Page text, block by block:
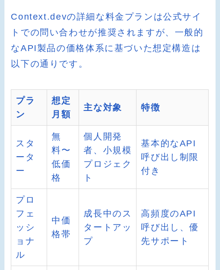
Context.devの詳細な料金プランは公式サイ
トでの問い合わせが推奨されますが、一般的
なAPI製品の価格体系に基づいた想定構造は
以下の通りです。
プラ
ン
想定
月額
主な対象 特徴
スタ
ータ
ー
無
料〜
低価
格
個人開発
者、小規模
プロジェク
ト
基本的なAPI
呼び出し制限
付き
プロ
フェ
ッシ
ョナ
ル
中価
格帯
成長中のス
タートアッ
プ
高頻度のAPI
呼び出し、優
先サポート